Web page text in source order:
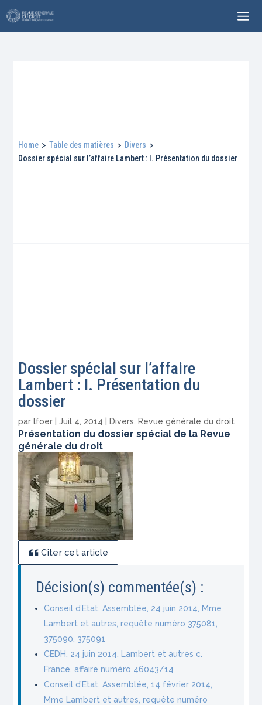
Home > Table des matières > Divers >
Dossier spécial sur l’affaire Lambert : I. Présentation du dossier
Dossier spécial sur l’affaire
Lambert : I. Présentation du
dossier
par lfoer |Juil 4, 2014 Divers Revue générale du droit
Présentation du dossier spécial de la Revue
générale du droit
Citer cet article
Décision(s) commentée(s) :
Conseil d’Etat, Assemblée, 24 juin 2014, Mme
Lambert et autres, requête numéro 375081,
375090, 375091
CEDH, 24 juin 2014, Lambert et autres c.
France, affaire numéro 46043/14
Conseil d’Etat, Assemblée, 14 février 2014,
Mme Lambert et autres, requête numéro